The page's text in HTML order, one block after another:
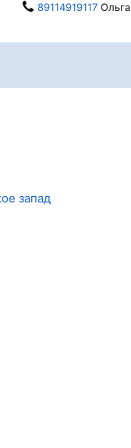
89114919117Ольга
запад